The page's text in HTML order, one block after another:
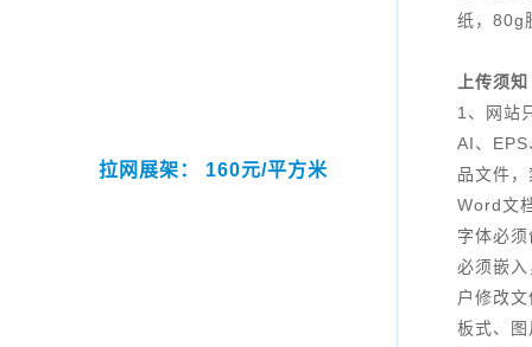
拉网展架： 160元/平方米
纸，80g
上传须知
1、网站
AI、
品文件
Word文
字体必
必须嵌
户修改
板式、